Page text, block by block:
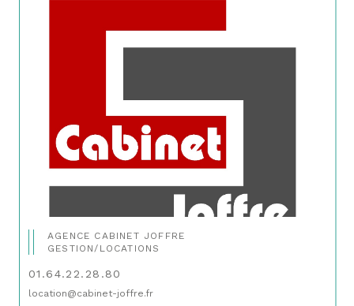
AGENCE CABINET JOFFRE
GESTION/LOCATIONS
01.64.22.28.80
location@cabinet-joffre.fr